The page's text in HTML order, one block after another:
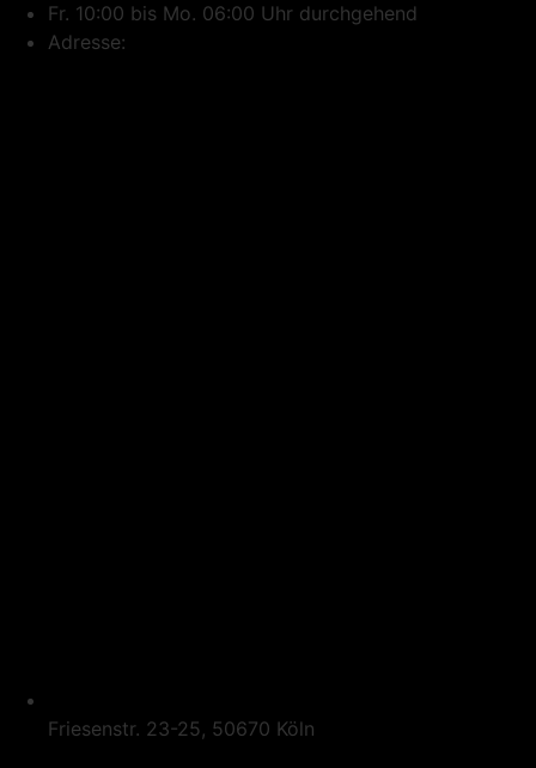
Fr. 10:00 bis Mo. 06:00 Uhr durchgehend
Adresse:
Friesenstr. 23-25, 50670 Köln